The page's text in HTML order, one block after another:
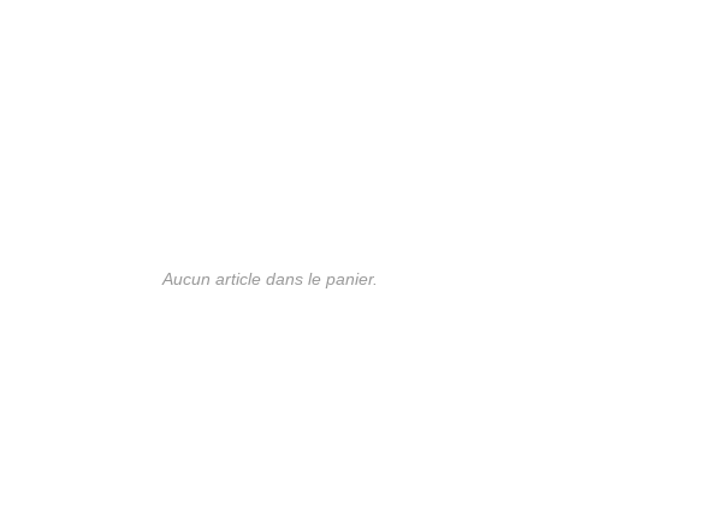
Aucun article dans le panier.